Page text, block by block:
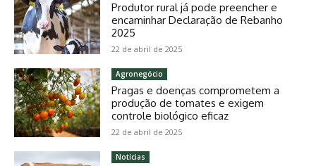
Produtor rural já pode preencher e
encaminhar Declaração de Rebanho
2025
22 de abril de 2025
Agronegócio
Pragas e doenças comprometem a
produção de tomates e exigem
controle biológico eficaz
22 de abril de 2025
Notícias